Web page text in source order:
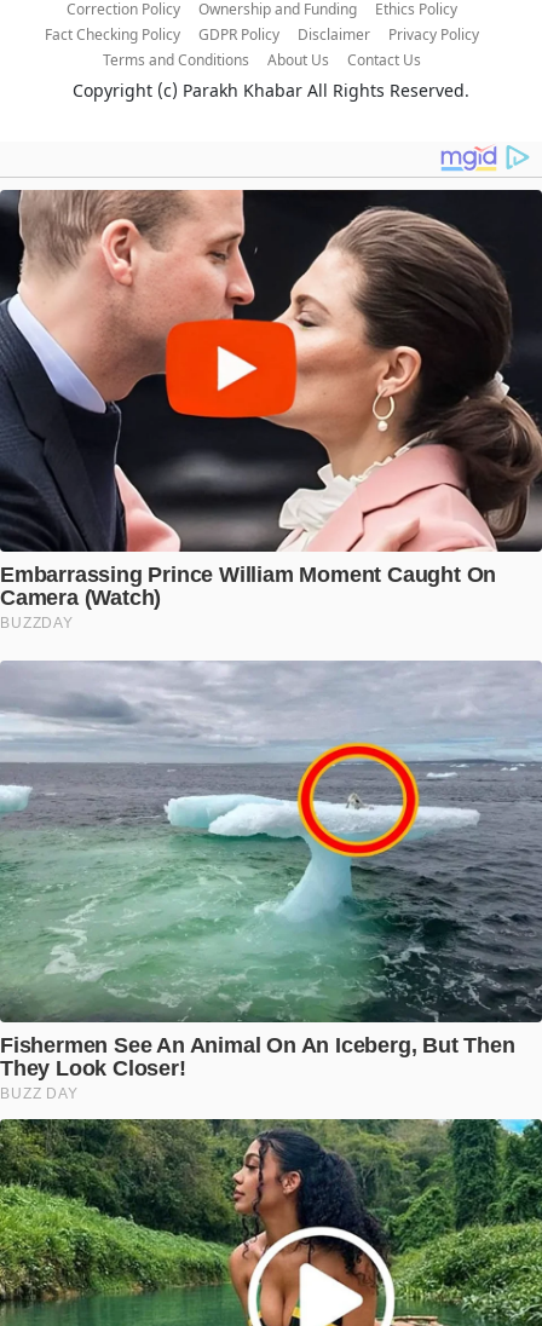
Correction Policy Ownership and Funding
Ethics Policy
Fact Checking Policy
GDPR Policy Disclaimer
Privacy Policy
Terms and Conditions
About Us Contact Us
Copyright (c) Parakh Khabar All Rights Reserved.